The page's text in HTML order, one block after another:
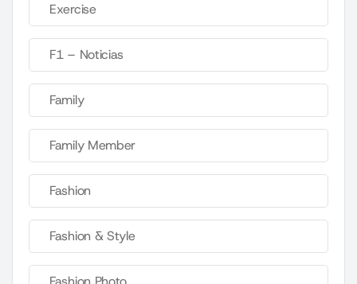
Exercise
F1 – Noticias
Family
Family Member
Fashion
Fashion & Style